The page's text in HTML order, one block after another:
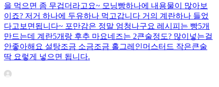
을 먹으면 좀 무겁더라고요~ 모닝빵하나에 내용물이 많아보
이죠? 저거 하나에 두유하나 먹고갑니다 거의 계란하나 들었
다고보면됩니다~ 포만감은 정말 엄청나구요 레시피는 빵5개
만드는데 계란5개랑 후추 마요네즈는 2큰술정도? 많이넣는걸
안좋아해요 설탕조금 소금조금 홀그레인머스터드 작은큰술
딱 요렇게 넣으면 됩니다.